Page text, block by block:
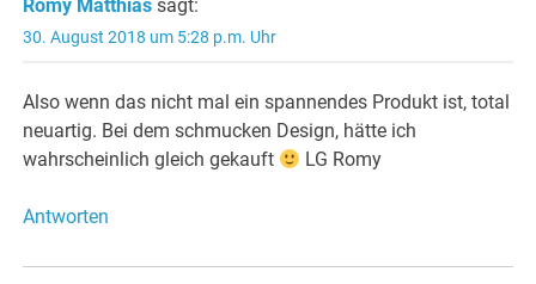
Romy Matthias sagt:
30. August 2018 um 5:28 p.m. Uhr
Also wenn das nicht mal ein spannendes Produkt ist, total
neuartig. Bei dem schmucken Design, hätte ich
wahrscheinlich gleich gekauft
LG Romy
Antworten